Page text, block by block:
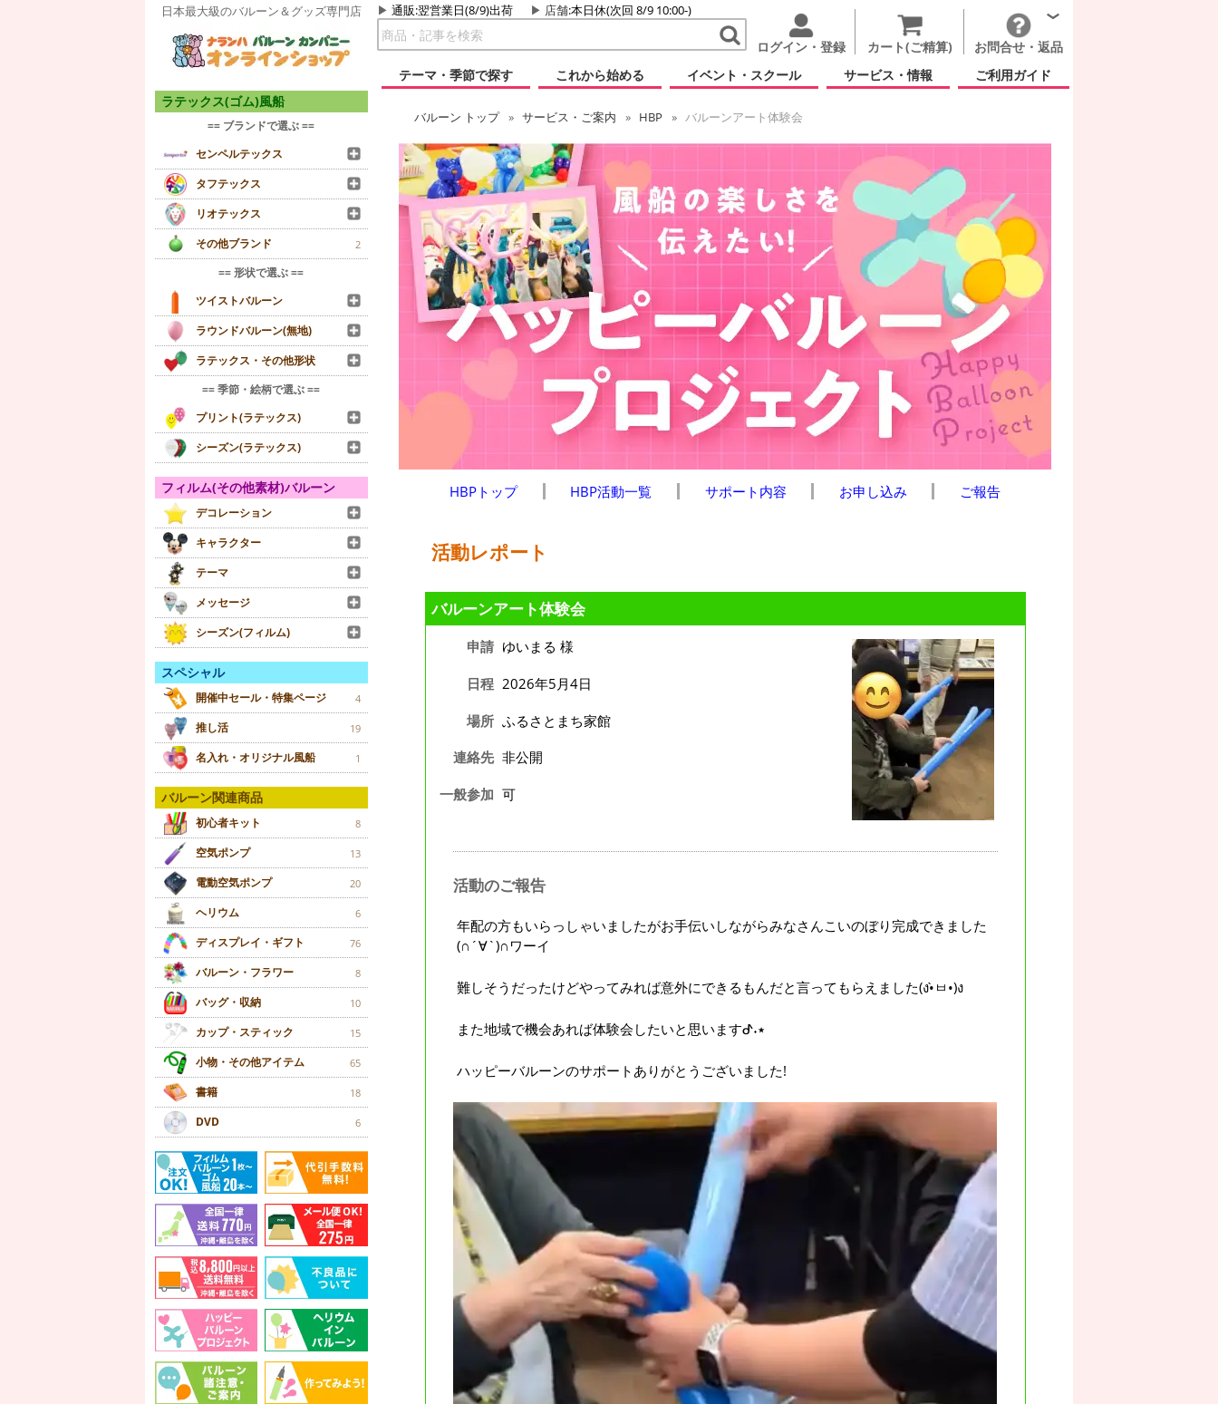
日本最大級のバルーン＆グッズ専門店 通販:翌営業日(8/9)出荷 店舗:本日休(次回 8/9 10:00-)
ログイン・登録 カート(ご精算)
お問合せ・返品
テーマ・季節で探す
これから始める イベント・スクール サービス・情報 ご利用ガイド
ラテックス(ゴム)風船
== ブランドで選ぶ ==
センペルテックス
タフテックス
リオテックス
その他ブランド
2
== 形状で選ぶ ==
ツイストバルーン
ラウンドバルーン(無地)
ラテックス・その他形状
== 季節・絵柄で選ぶ ==
プリント(ラテックス)
シーズン(ラテックス)
フィルム(その他素材)バルーン
デコレーション
キャラクター
テーマ
メッセージ
シーズン(フィルム)
スペシャル
開催中セール・特集ページ 4
推し活 19
名入れ・オリジナル風船 1
バルーン関連商品
初心者キット 8
空気ポンプ 13
電動空気ポンプ 20
ヘリウム 6
ディスプレイ・ギフト 76
バルーン・フラワー 8
バッグ・収納 10
カップ・スティック 15
小物・その他アイテム 65
書籍 18
DVD 6
バルーン トップ サービス・ご案内 HBP バルーンアート体験会
HBPトップ HBP活動一覧 サポート内容 お申し込み ご報告
活動レポート
バルーンアート体験会
申請 ゆいまる 様
日程 2026年5月4日
場所 ふるさとまち家館
連絡先 非公開
一般参加 可
活動のご報告
年配の方もいらっしゃいましたがお手伝いしながらみなさんこいのぼり完成できました
(∩´∀`)∩ワーイ
難しそうだったけどやってみれば意外にできるもんだと言ってもらえました(ง•̀ㅂ•)ง
また地域で機会あれば体験会したいと思いますᕷ˖٭
ハッピーバルーンのサポートありがとうございました!